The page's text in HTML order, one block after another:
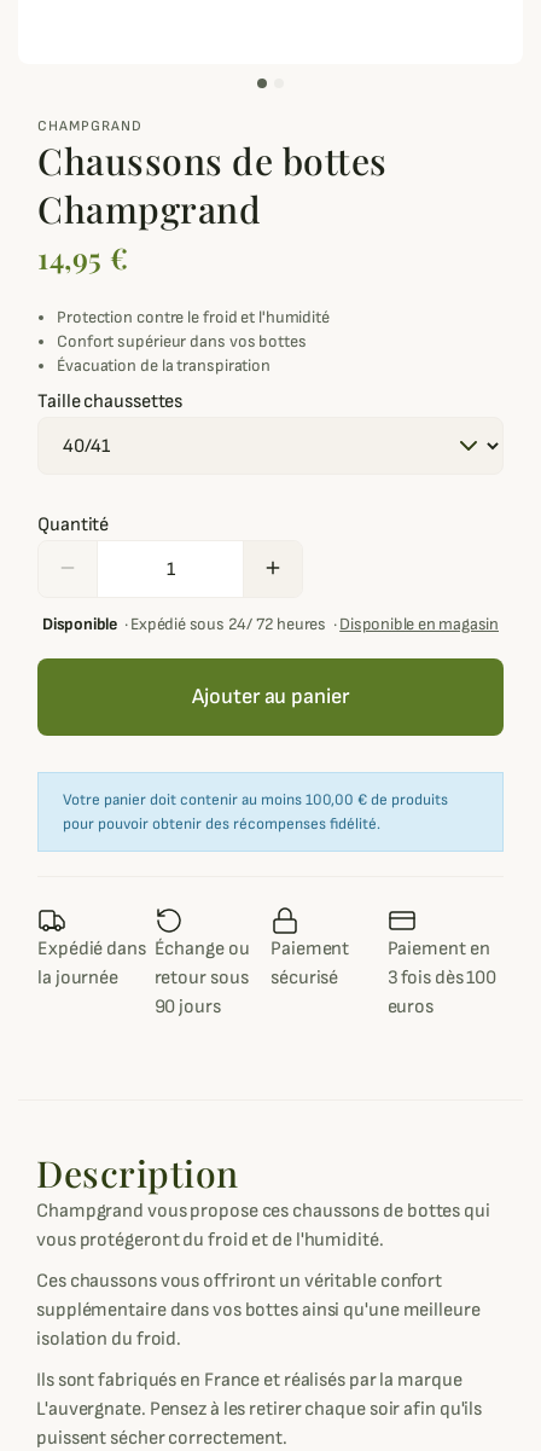
zoom_out_map
CHAMPGRAND
Chaussons de bottes
Champgrand
14,95 €
Protection contre le froid et l'humidité
Confort supérieur dans vos bottes
Évacuation de la transpiration
Taille chaussettes
Quantité
remove add
Disponible·Expédié sous 24/ 72 heures ·Disponible en magasin
Ajouter au panier
Votre panier doit contenir au moins 100,00 € de produits
pour pouvoir obtenir des récompenses fidélité.
Expédié dans
la journée
Échange ou
retour sous
90 jours
Paiement
sécurisé
Paiement en
3 fois dès 100
euros
Description
Champgrand vous propose ces chaussons de bottes qui
vous protégeront du froid et de l'humidité.
Ces chaussons vous offriront un véritable confort
supplémentaire dans vos bottes ainsi qu'une meilleure
isolation du froid.
Ils sont fabriqués en France et réalisés par la marque
L'auvergnate. Pensez à les retirer chaque soir afin qu'ils
puissent sécher correctement.